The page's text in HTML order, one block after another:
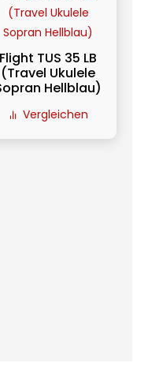
Flight TUS 35 LB
(Travel Ukulele
Hellblau)
Vergleichen